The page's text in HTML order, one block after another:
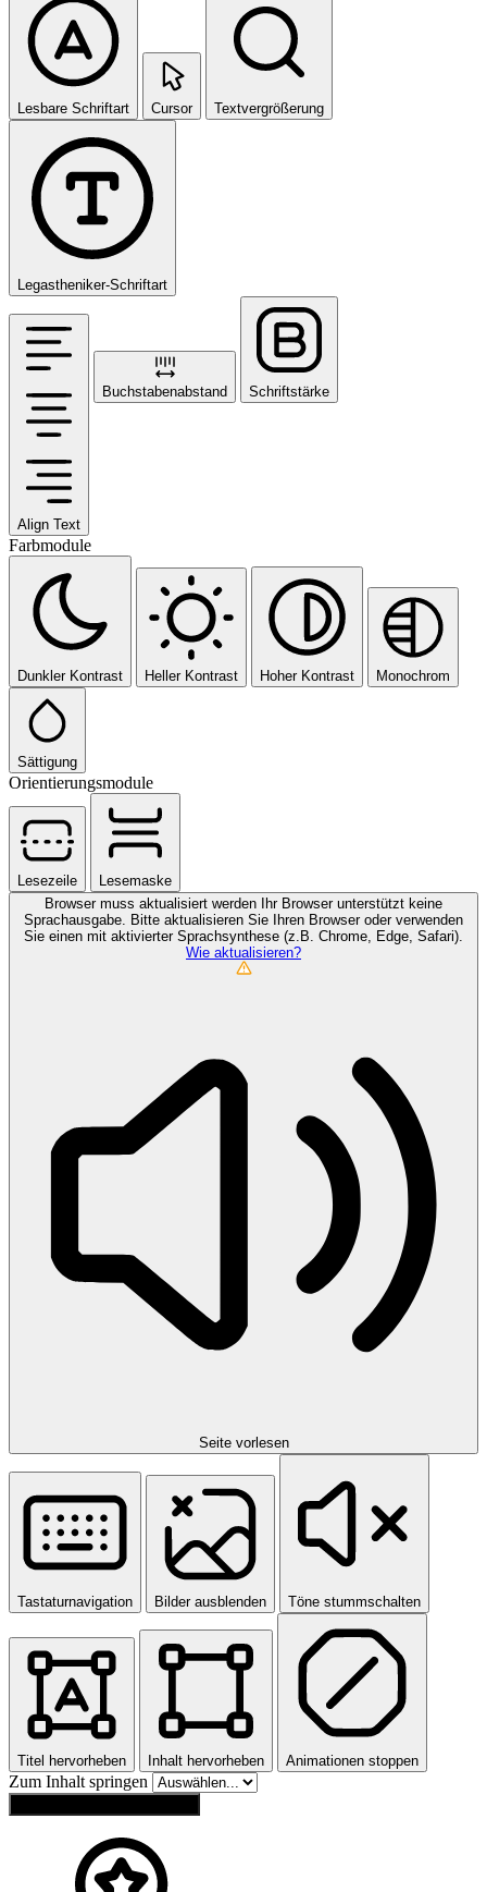
Lesbare Schriftart Cursor Textvergrößerung
Legastheniker-Schriftart
Align Text
Buchstabenabstand Schriftstärke
Farbmodule
Dunkler Kontrast Heller Kontrast Hoher Kontrast Monochrom
Sättigung
Orientierungsmodule
Lesezeile
Lesemaske
Browser muss aktualisiert werden
Ihr Browser unterstützt keine
Sprachausgabe. Bitte aktualisieren Sie Ihren Browser oder verwenden
Sie einen mit aktivierter Sprachsynthese (z.B. Chrome, Edge, Safari).
Wie aktualisieren?
Seite vorlesen
Tastaturnavigation Bilder ausblenden Töne stummschalten
Titel hervorheben Inhalt hervorheben Animationen stoppen
Zum Inhalt springen